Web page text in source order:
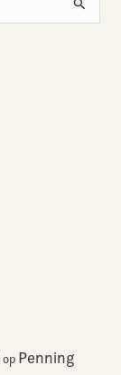
op Penning